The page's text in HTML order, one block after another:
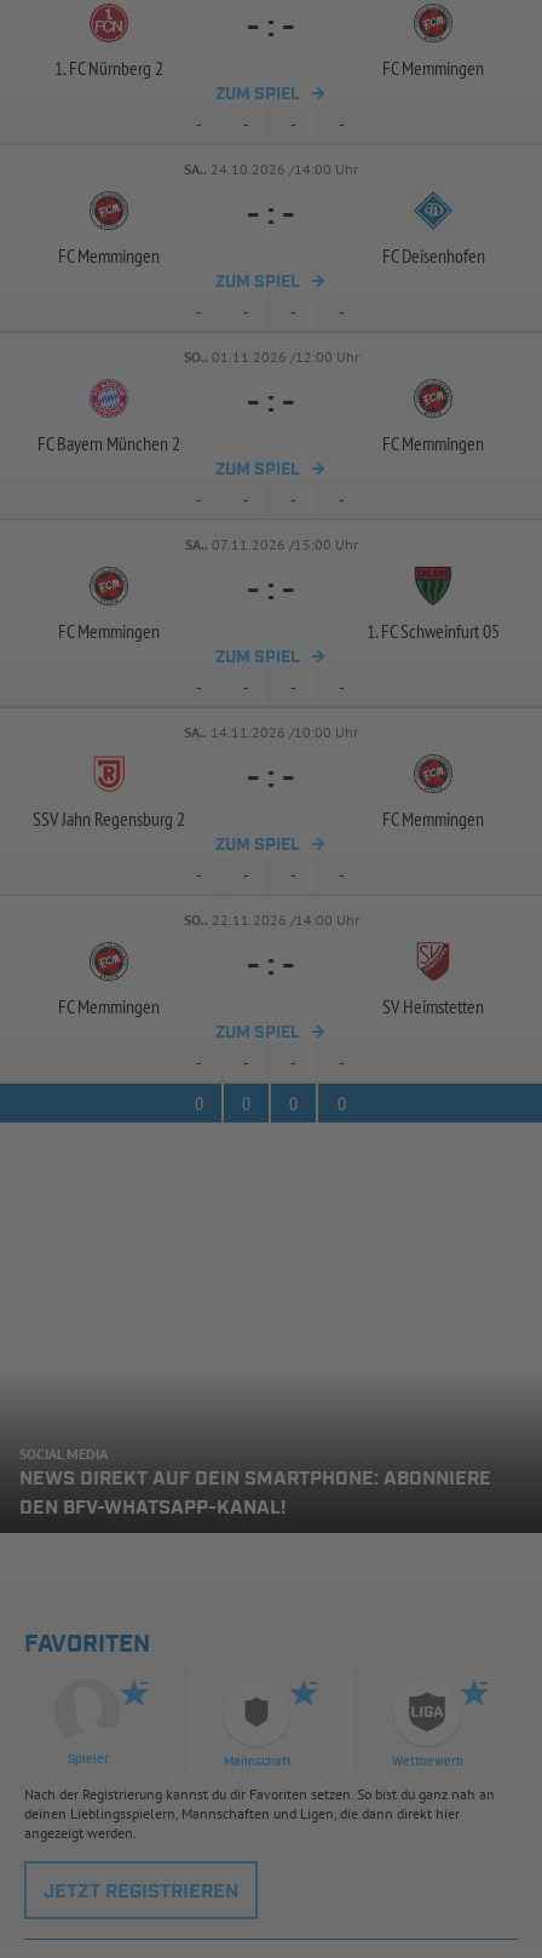
1. FC Nürnberg 2
- : -
FC Memmingen
ZUM SPIEL
- - - -
SA.. 24.10.2026 /14:00 Uhr
FC Memmingen
- : -
FC Deisenhofen
ZUM SPIEL
- - - -
SO.. 01.11.2026 /12:00 Uhr
FC Bayern München 2
- : -
FC Memmingen
ZUM SPIEL
- - - -
SA.. 07.11.2026 /15:00 Uhr
FC Memmingen
- : -
1. FC Schweinfurt 05
ZUM SPIEL
- - - -
SA.. 14.11.2026 /10:00 Uhr
SSV Jahn Regensburg 2
- : -
FC Memmingen
ZUM SPIEL
- - - -
SO.. 22.11.2026 /14:00 Uhr
FC Memmingen
- : -
SV Heimstetten
ZUM SPIEL
- - -
-
0
0 0 0
SOCIAL MEDIA
NEWS DIREKT AUF DEIN SMARTPHONE: ABONNIERE
DEN BFV-WHATSAPP-KANAL!
FAVORITEN
Spieler Mannschaft Wettbewerb
Nach der Registrierung kannst du dir Favoriten setzen. So bist du ganz nah an
deinen Lieblingsspielern, Mannschaften und Ligen, die dann direkt hier
angezeigt werden.
JETZT REGISTRIEREN